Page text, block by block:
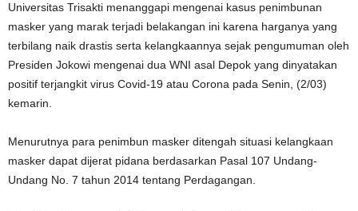
Universitas Trisakti menanggapi mengenai kasus penimbunan
masker yang marak terjadi belakangan ini karena harganya yang
terbilang naik drastis serta kelangkaannya sejak pengumuman oleh
Presiden Jokowi mengenai dua WNI asal Depok yang dinyatakan
positif terjangkit virus Covid-19 atau Corona pada Senin, (2/03)
kemarin.
Menurutnya para penimbun masker ditengah situasi kelangkaan
masker dapat dijerat pidana berdasarkan Pasal 107 Undang-
Undang No. 7 tahun 2014 tentang Perdagangan.